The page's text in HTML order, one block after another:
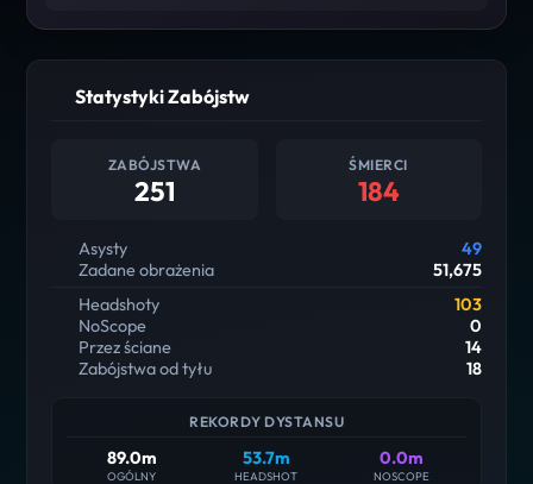
Statystyki Zabójstw
ZABÓJSTWA
251
ŚMIERCI
184
Asysty
49
Zadane obrażenia
51,675
Headshoty
103
NoScope
0
Przez ściane
14
Zabójstwa od tyłu
18
REKORDY DYSTANSU
89.0m
OGÓLNY
53.7m
HEADSHOT
0.0m
NOSCOPE